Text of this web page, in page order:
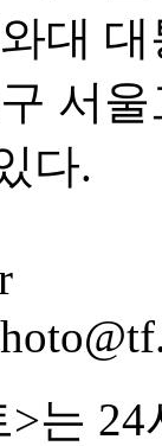
대
서
다.
는